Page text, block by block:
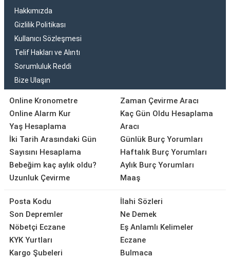
Hakkımızda
Gizlilik Politikası
Kullanıcı Sözleşmesi
Telif Hakları ve Alıntı
Sorumluluk Reddi
Bize Ulaşın
Online Kronometre
Online Alarm Kur
Yaş Hesaplama
İki Tarih Arasındaki Gün
Sayısını Hesaplama
Bebeğim kaç aylık oldu?
Uzunluk Çevirme
Zaman Çevirme Aracı
Kaç Gün Oldu Hesaplama
Aracı
Günlük Burç Yorumları
Haftalık Burç Yorumları
Aylık Burç Yorumları
Maaş
Posta Kodu
Son Depremler
Nöbetçi Eczane
KYK Yurtları
Kargo Şubeleri
İlahi Sözleri
Ne Demek
Eş Anlamlı Kelimeler
Eczane
Bulmaca